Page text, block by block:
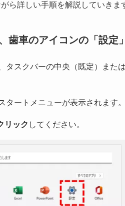
ら詳しい手順を解説していきま
歯車のアイコンの「設定
タスクバーの中央（既定）また
タートメニューが表示されます。
リック してください。